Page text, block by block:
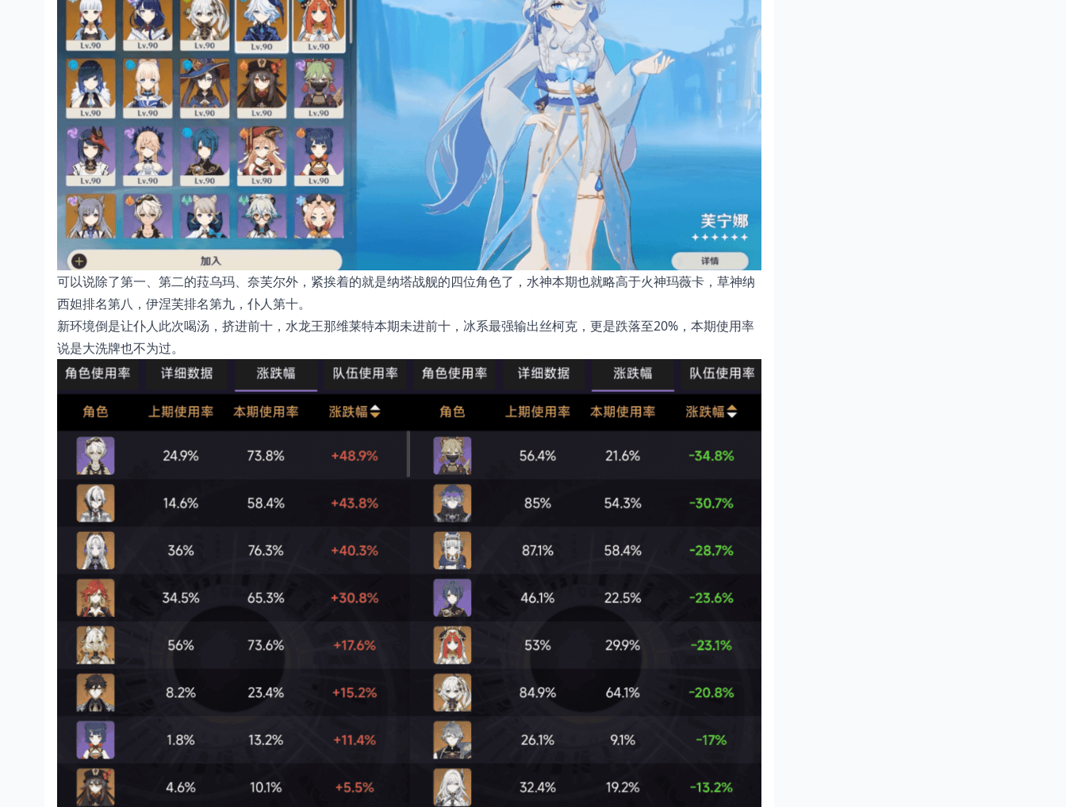
可以说除了第一、第二的菈乌玛、奈芙尔外，紧挨着的就是纳塔战舰的四位角色了，水神本期也就略高于火神玛薇卡，草神纳
西妲排名第八，伊涅芙排名第九，仆人第十。
新环境倒是让仆人此次喝汤，挤进前十，水龙王那维莱特本期未进前十，冰系最强输出丝柯克，更是跌落至20%，本期使用率
说是大洗牌也不为过。